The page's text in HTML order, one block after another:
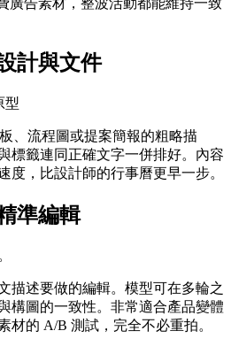
計與文件
型
、流程圖或提案簡報的粗略描
標籤連同正確文字一併排好。內容
度，比設計師的行事曆更早一步。
準編輯
描述要做的編輯。模型可在多輪之
構圖的一致性。非常適合產品變體
材的 A/B 測試，完全不必重拍。